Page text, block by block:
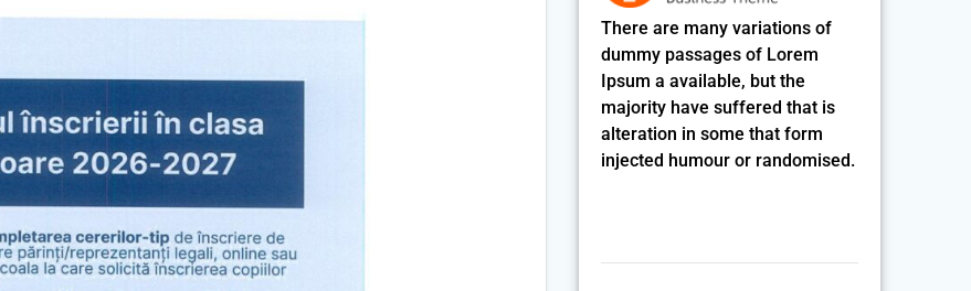
There are many variations of
dummy passages of Lorem
Ipsum a available, but the
majority have suffered that is
alteration in some that form
injected humour or randomised.